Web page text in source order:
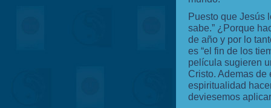
Puesto que Jesús
sabe.” ¿Porque
de año y por lo
es “el fin de los
película sugieren
Cristo. Ademas de
espiritualidad
deviesemos